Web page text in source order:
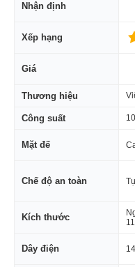
Nhận định
Xếp hạng
Giá
Thương hiệu
Công suất
Mặt đế
Chế độ an toàn
Kích thước
Dây điện